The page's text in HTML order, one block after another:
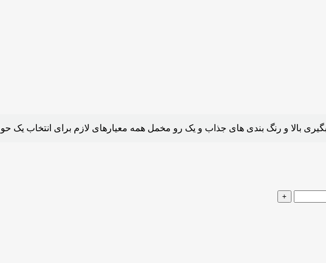
بالا و رنگ بندی های جذاب و یک رو مخمل همه معیارهای لازم برای انتخاب یک